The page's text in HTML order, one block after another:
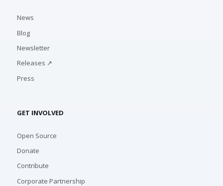
News
Blog
Newsletter
Releases ↗
Press
GET INVOLVED
Open Source
Donate
Contribute
Corporate Partnership